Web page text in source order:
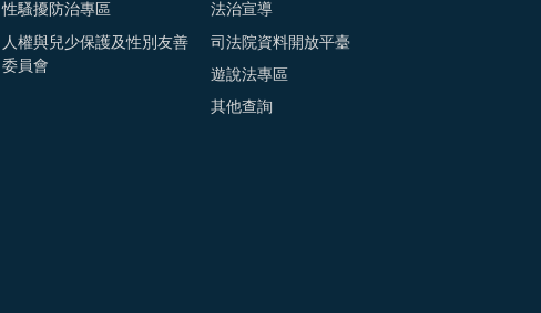
性騷擾防治專區
人權與兒少保護及性別友善
委員會
法治宣導
司法院資料開放平臺
遊說法專區
其他查詢